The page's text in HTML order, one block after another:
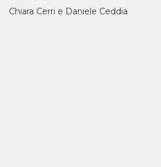
Chiara Cerri e Daniele Ceddia